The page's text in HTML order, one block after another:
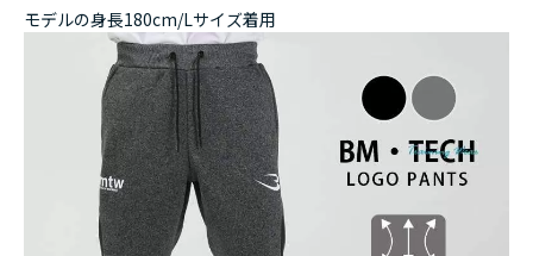
モデルの身長180cm/Lサイズ着用